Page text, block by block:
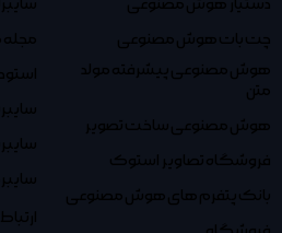
دستیار هوش مصنوعی
چت بات هوش مصنوعی
هوش مصنوعی پیشرفته مولد
متن
هوش مصنوعی ساخت تصویر
فروشگاه تصاویر استوک
بانک پتفرم های هوش مصنوعی